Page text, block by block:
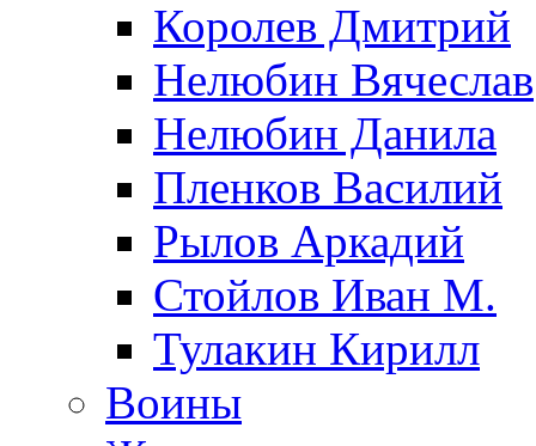
Королев Дмитрий
Нелюбин Вячеслав
Нелюбин Данила
Пленков Василий
Рылов Аркадий
Стойлов Иван М.
Тулакин Кирилл
Воины